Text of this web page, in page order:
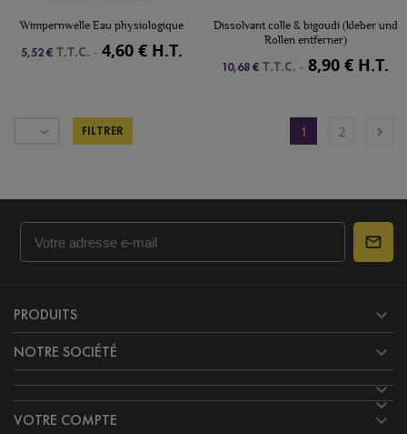
Wimpernwelle Eau physiologique
5,52 € T.T.C. - 4,60 € H.T.
Dissolvant colle & bigoudi (kleber und
Rollen entferner)
10,68 € T.T.C. - 8,90 € H.T.
 FILTRER 1 2 
PRODUITS 
NOTRE SOCIÉTÉ



VOTRE COMPTE 